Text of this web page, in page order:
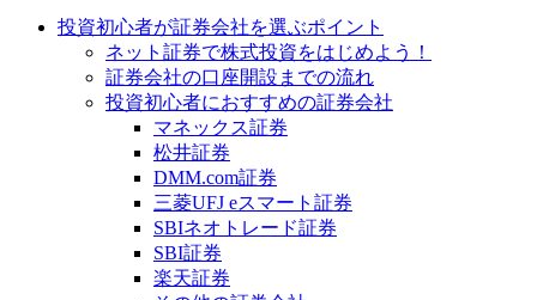
投資初心者が証券会社を選ぶポイント
ネット証券で株式投資をはじめよう！
証券会社の口座開設までの流れ
投資初心者におすすめの証券会社
マネックス証券
松井証券
DMM.com証券
三菱UFJ eスマート証券
SBIネオトレード証券
SBI証券
楽天証券